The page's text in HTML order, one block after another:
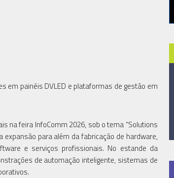
em painéis DVLED e plataformas de gestão em
na feira InfoComm 2026, sob o tema “Solutions
expansão para além da fabricação de hardware,
e serviços profissionais. No estande da
de automação inteligente, sistemas de